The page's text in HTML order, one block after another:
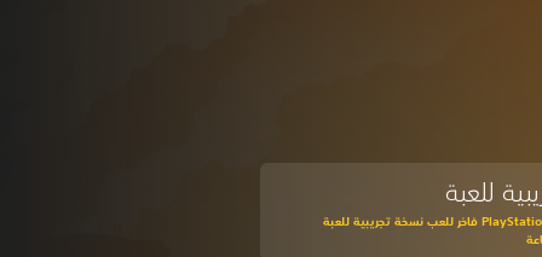
للعبة
اشترك في PlayStation Plus فاخر للعب نسخة تجريبية للعبة